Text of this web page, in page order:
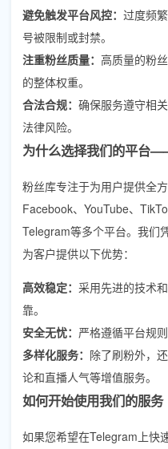
避免触发平台风控： 过度频
号被限制或封禁。
注重粉丝质量： 高质量的粉
的整体权重。
合法合规： 确保服务遵守相
法律风险。
为什么选择我们的平台
粉丝库专注于为用户提供全
Facebook、YouTube、
Telegram等多个平台。我们
为客户提供以下优势：
高效稳定： 采用先进的技术
靠。
安全无忧： 严格遵循平台规
多样化服务： 除了刷粉外，
论和直播人气等增值服务。
如何开始使用我们的服务
如果您希望在Telegram上快